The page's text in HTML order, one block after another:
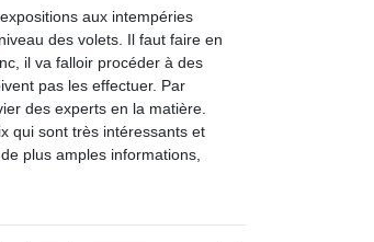
aux intempéries
des volets. Il faut faire en
il va falloir procéder à des
pas les effectuer. Par
des experts en la matière.
qui sont très intéressants et
plus amples informations,